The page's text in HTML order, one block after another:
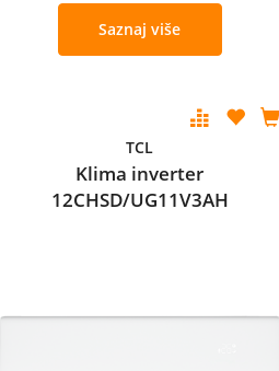
Saznaj više
TCL
Klima inverter
12CHSD/UG11V3AH